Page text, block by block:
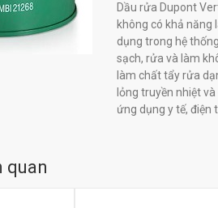
Dầu rửa Dupont
không có khả năng
dụng trong hệ
sạch, rửa và làm
làm chất tẩy rửa
lỏng truyền nhiệt
ứng dụng y tế, điện
quan